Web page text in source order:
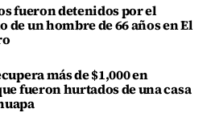
fueron detenidos por el
un hombre de 66 años en El
más de $1,000 en
fueron hurtados de una casa